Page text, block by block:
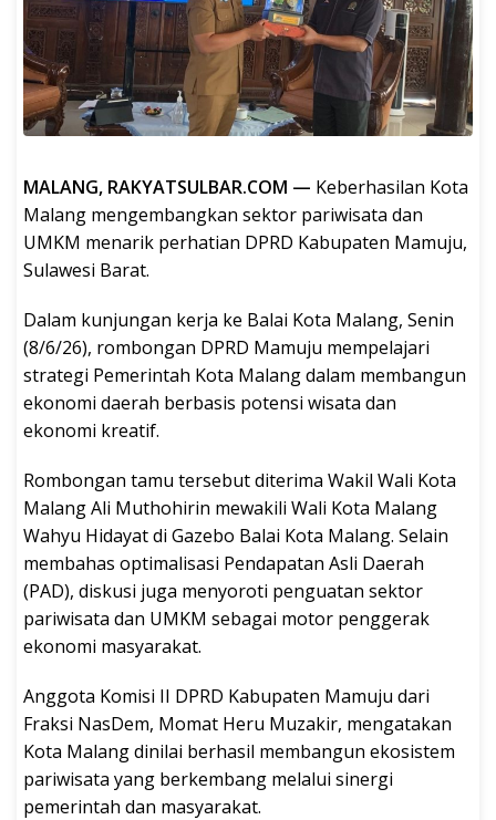
MALANG, RAKYATSULBAR.COM — Keberhasilan Kota
Malang mengembangkan sektor pariwisata dan
UMKM menarik perhatian DPRD Kabupaten Mamuju,
Sulawesi Barat.
Dalam kunjungan kerja ke Balai Kota Malang, Senin
(8/6/26), rombongan DPRD Mamuju mempelajari
strategi Pemerintah Kota Malang dalam membangun
ekonomi daerah berbasis potensi wisata dan
ekonomi kreatif.
Rombongan tamu tersebut diterima Wakil Wali Kota
Malang Ali Muthohirin mewakili Wali Kota Malang
Wahyu Hidayat di Gazebo Balai Kota Malang. Selain
membahas optimalisasi Pendapatan Asli Daerah
(PAD), diskusi juga menyoroti penguatan sektor
pariwisata dan UMKM sebagai motor penggerak
ekonomi masyarakat.
Anggota Komisi II DPRD Kabupaten Mamuju dari
Fraksi NasDem, Momat Heru Muzakir, mengatakan
Kota Malang dinilai berhasil membangun ekosistem
pariwisata yang berkembang melalui sinergi
pemerintah dan masyarakat.